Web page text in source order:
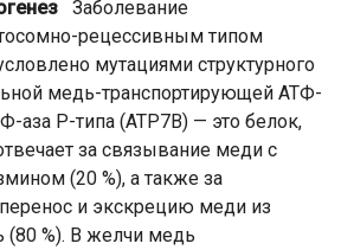
Заболевание
рецессивным типом
мутациями структурного
медь-транспортирующей АТФ-
аза Р-типа (АТР7В) — это белок,
за связывание меди с
(20 %), а также за
и экскрецию меди из
(80 %). В желчи медь